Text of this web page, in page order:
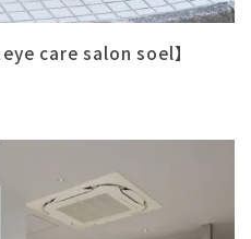
care salon soel】